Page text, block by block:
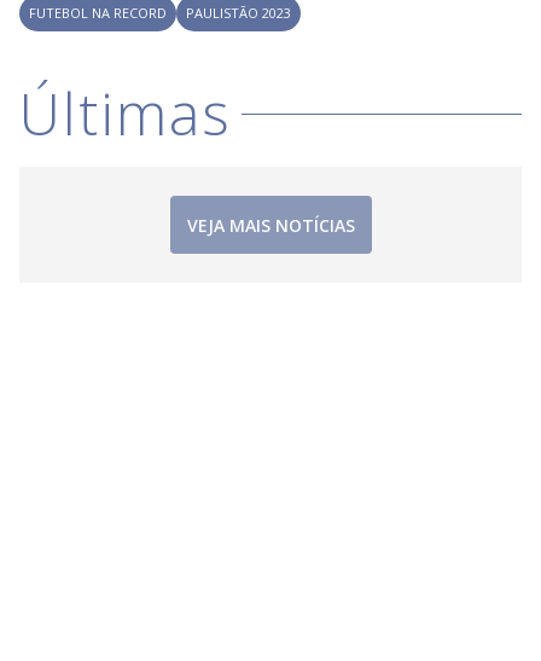
FUTEBOL NA RECORD
PAULISTÃO 2023
Últimas
VEJA MAIS NOTÍCIAS